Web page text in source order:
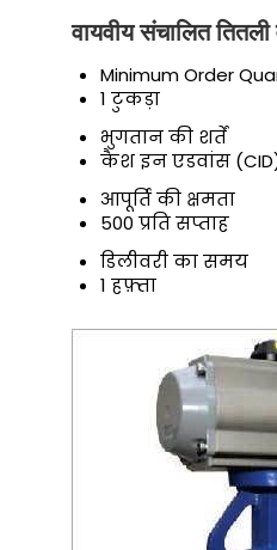
वायवीय संचालित तितली
Minimum Order
1 टुकड़ा
भुगतान की शर्तें
कैश इन एडवांस
आपूर्ति की क्षमता
500 प्रति सप्ताह
डिलीवरी का समय
1 हफ़्ता